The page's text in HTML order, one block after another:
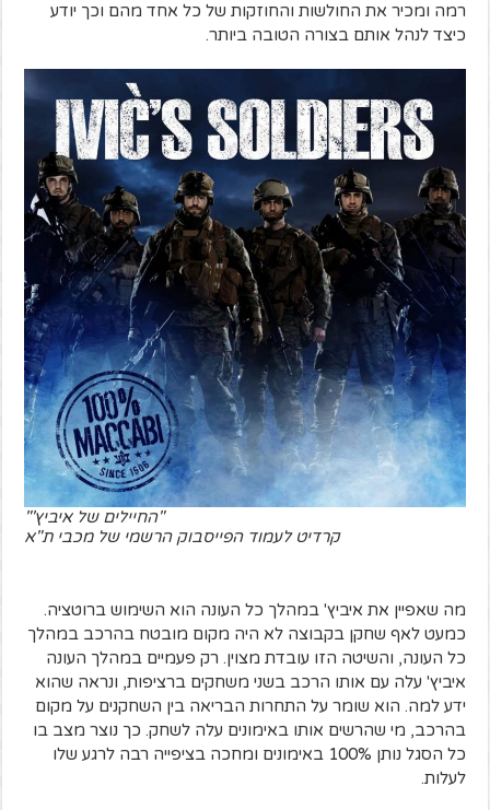
רמה ומכיר את החולשות והחוזקות של כל אחד מהם וכך יודע
כיצד לנהל אותם בצורה הטובה ביותר.
"החיילים של איביץ'"
קרדיט לעמוד הפייסבוק הרשמי של מכבי ת"א
מה שאפיין את איביץ' במהלך כל העונה הוא השימוש ברוטציה.
כמעט לאף שחקן בקבוצה לא היה מקום מובטח בהרכב במהלך
כל העונה, והשיטה הזו עובדת מצוין. רק פעמיים במהלך העונה
איביץ' עלה עם אותו הרכב בשני משחקים ברציפות, ונראה שהוא
ידע למה. הוא שומר על התחרות הבריאה בין השחקנים על מקום
בהרכב, מי שהרשים אותו באימונים עלה לשחק. כך נוצר מצב בו
כל הסגל נותן 100% באימונים ומחכה בציפייה רבה לרגע שלו
לעלות.